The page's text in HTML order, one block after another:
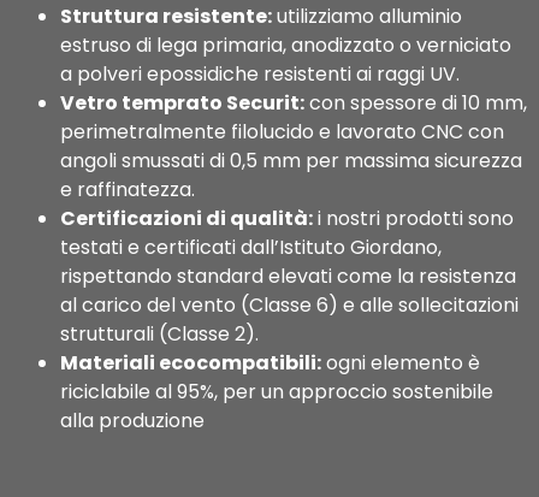
Struttura resistente:utilizziamo alluminio
estruso di lega primaria, anodizzato o verniciato
a polveri epossidiche resistenti ai raggi UV.
Vetro temprato Securit:con spessore di 10 mm,
perimetralmente filolucido e lavorato CNC con
angoli smussati di 0,5 mm per massima sicurezza
e raffinatezza.
Certificazioni di qualità:i nostri prodotti sono
testati e certificati dall’Istituto Giordano,
rispettando standard elevati come la resistenza
al carico del vento (Classe 6) e alle sollecitazioni
strutturali (Classe 2).
Materiali ecocompatibili:ogni elemento è
riciclabile al 95%, per un approccio sostenibile
alla produzione